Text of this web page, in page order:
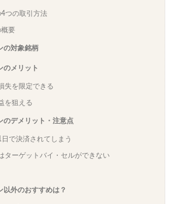
つの取引方法
概要
の対象銘柄
のメリット
失を限定できる
を狙える
のデメリット・注意点
で決済されてしまう
ターゲットバイ・セルができない
以外のおすすめは？